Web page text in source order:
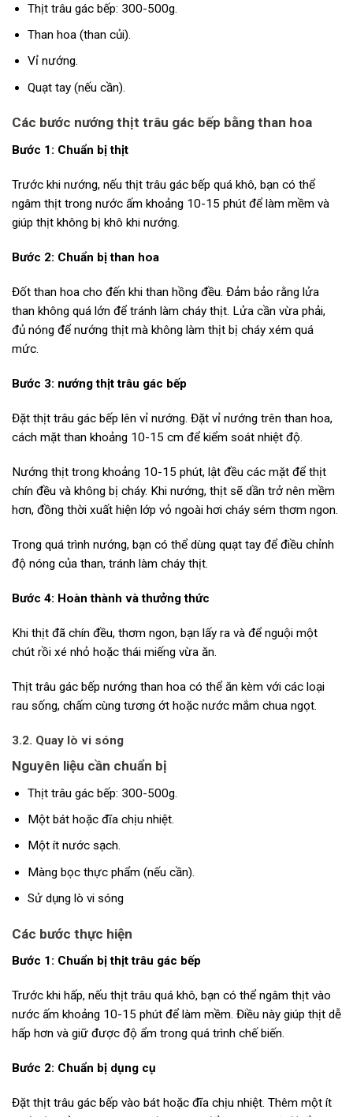
Thịt trâu gác bếp: 300-500g.
Than hoa (than củi).
Vỉ nướng.
Quạt tay (nếu cần).
Các bước nướng thịt trâu gác bếp bằng than hoa
Bước 1: Chuẩn bị thịt
Trước khi nướng, nếu thịt trâu gác bếp quá khô, bạn có thể
ngâm thịt trong nước ấm khoảng 10-15 phút để làm mềm và
giúp thịt không bị khô khi nướng.
Bước 2: Chuẩn bị than hoa
Đốt than hoa cho đến khi than hồng đều. Đảm bảo rằng lửa
than không quá lớn để tránh làm cháy thịt. Lửa cần vừa phải,
đủ nóng để nướng thịt mà không làm thịt bị cháy xém quá
mức.
Bước 3: nướng thịt trâu gác bếp
Đặt thịt trâu gác bếp lên vỉ nướng. Đặt vỉ nướng trên than hoa,
cách mặt than khoảng 10-15 cm để kiểm soát nhiệt độ.
Nướng thịt trong khoảng 10-15 phút, lật đều các mặt để thịt
chín đều và không bị cháy. Khi nướng, thịt sẽ dần trở nên mềm
hơn, đồng thời xuất hiện lớp vỏ ngoài hơi cháy sém thơm ngon.
Trong quá trình nướng, bạn có thể dùng quạt tay để điều chỉnh
độ nóng của than, tránh làm cháy thịt.
Bước 4: Hoàn thành và thưởng thức
Khi thịt đã chín đều, thơm ngon, bạn lấy ra và để nguội một
chút rồi xé nhỏ hoặc thái miếng vừa ăn.
Thịt trâu gác bếp nướng than hoa có thể ăn kèm với các loại
rau sống, chấm cùng tương ớt hoặc nước mắm chua ngọt.
3.2. Quay lò vi sóng
Nguyên liệu cần chuẩn bị
Thịt trâu gác bếp: 300-500g.
Một bát hoặc đĩa chịu nhiệt.
Một ít nước sạch.
Màng bọc thực phẩm (nếu cần).
Sử dụng lò vi sóng
Các bước thực hiện
Bước 1: Chuẩn bị thịt trâu gác bếp
Trước khi hấp, nếu thịt trâu quá khô, bạn có thể ngâm thịt vào
nước ấm khoảng 10-15 phút để làm mềm. Điều này giúp thịt dễ
hấp hơn và giữ được độ ẩm trong quá trình chế biến.
Bước 2: Chuẩn bị dụng cụ
Đặt thịt trâu gác bếp vào bát hoặc đĩa chịu nhiệt. Thêm một ít